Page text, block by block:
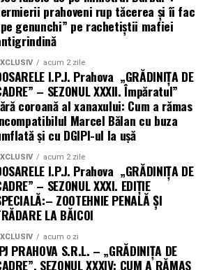
prahoveni rup tăcerea și îi fac
genunchi” pe rachetiștii mafiei
acum 2 zile
I.P.J. Prahova „GRĂDINIȚA DE
– SEZONUL XXXII. Împăratul”
coroană al xanaxului: Cum a rămas
Marcel Bălan cu buza
și cu DGIPI-ul la ușă
acum 2 zile
I.P.J. Prahova „GRĂDINIȚA DE
– SEZONUL XXXI. EDIȚIE
ZOOTEHNIE PENALĂ ȘI
LA BĂICOI
acum o zi
PRAHOVA S.R.L. – „GRĂDINIȚA DE
SEZONUL XXXIV: CUM A RĂMAS